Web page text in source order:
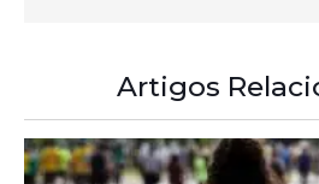
A Democracia Contemporânea